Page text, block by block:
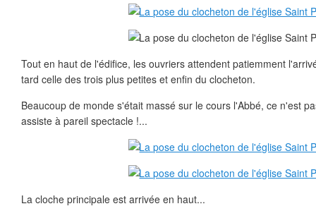
Tout en haut de l'édifice, les ouvriers attendent patiemment
tard celle des trois plus petites et enfin du clocheton.
Beaucoup de monde s'était massé sur le cours l'Abbé, ce n'est
assiste à pareil spectacle !...
La cloche principale est arrivée en haut...